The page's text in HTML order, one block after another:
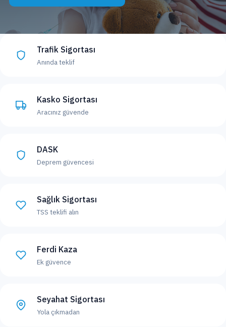
Trafik Sigortası
Anında teklif
Kasko Sigortası
Aracınız güvende
DASK
Deprem güvencesi
Sağlık Sigortası
TSS teklifi alın
Ferdi Kaza
Ek güvence
Seyahat Sigortası
Yola çıkmadan